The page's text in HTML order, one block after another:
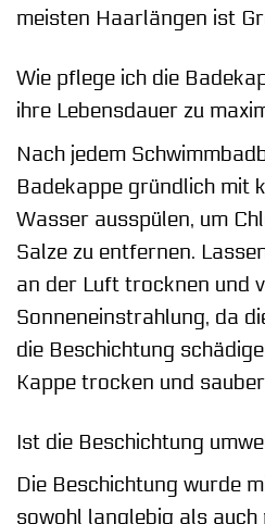
meisten Haarlängen ist
Wie pflege ich die
ihre Lebensdauer zu
Nach jedem
Badekappe gründlich mit
Wasser ausspülen, um
Salze zu entfernen.
an der Luft trocknen und
Sonneneinstrahlung, da
die Beschichtung
Kappe trocken und
Ist die Beschichtung
Die Beschichtung wurde
sowohl langlebig als auch